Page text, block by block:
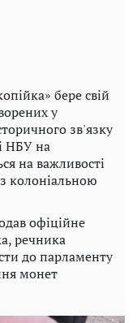
бере свій
у
зв'язку
НБУ на
на важливості
колоніальною
офіційне
речника
до парламенту
монет